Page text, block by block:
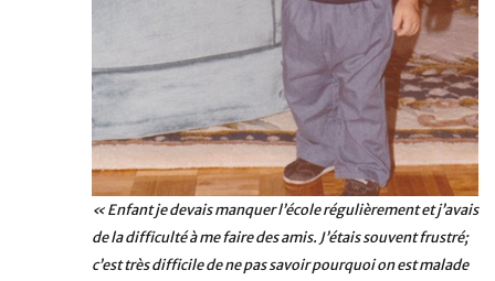
« Enfant je devais manquer l’école régulièrement et j’avais
de la difficulté à me faire des amis. J’étais souvent frustré;
c’est très difficile de ne pas savoir pourquoi on est malade